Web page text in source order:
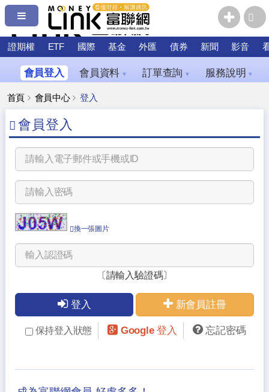
證期權 ETF 國際 基金 外匯 債券 新聞 影音
會員登入 會員資料 ▼ 訂單查詢 ▼ 服務說明 ▼
首頁 會員中心 登入
會員登入
換一張圖片
〔請輸入驗證碼〕
登入 新會員註冊
保持登入狀態 Google 登入 忘記密碼